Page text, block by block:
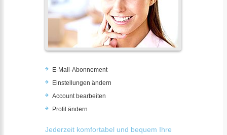
E-Mail-Abonnement
Einstellungen ändern
Account bearbeiten
Profil ändern
Jederzeit komfortabel und bequem Ihre